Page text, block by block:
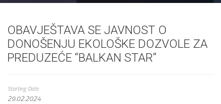
OBAVJEŠTAVA SE JAVNOST O
DONOŠENJU EKOLOŠKE DOZVOLE ZA
PREDUZEĆE “BALKAN STAR”
Starting Date
29.02.2024